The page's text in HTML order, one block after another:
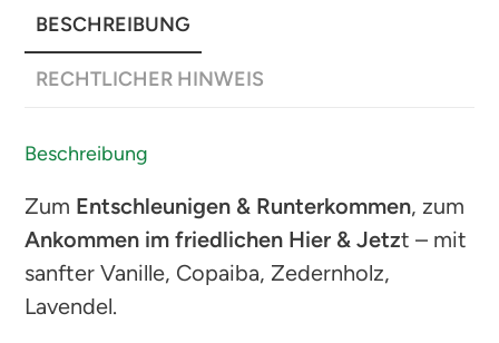
BESCHREIBUNG
RECHTLICHER HINWEIS
Beschreibung
Zum Entschleunigen & Runterkommen, zum
Ankommen im friedlichen Hier & Jetzt – mit
sanfter Vanille, Copaiba, Zedernholz,
Lavendel.